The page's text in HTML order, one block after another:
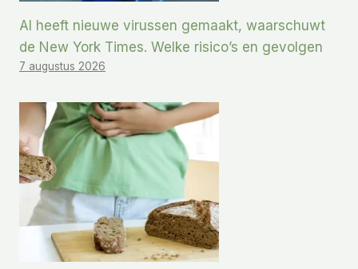
AI heeft nieuwe virussen gemaakt, waarschuwt
de New York Times. Welke risico’s en gevolgen
7 augustus 2026